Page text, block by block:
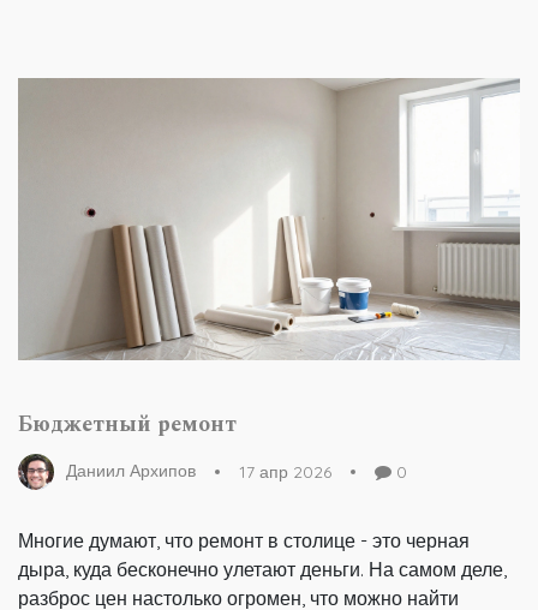
Бюджетный ремонт
Даниил Архипов 17 апр 2026 0
Многие думают, что ремонт в столице - это черная
дыра, куда бесконечно улетают деньги. На самом деле,
разброс цен настолько огромен, что можно найти